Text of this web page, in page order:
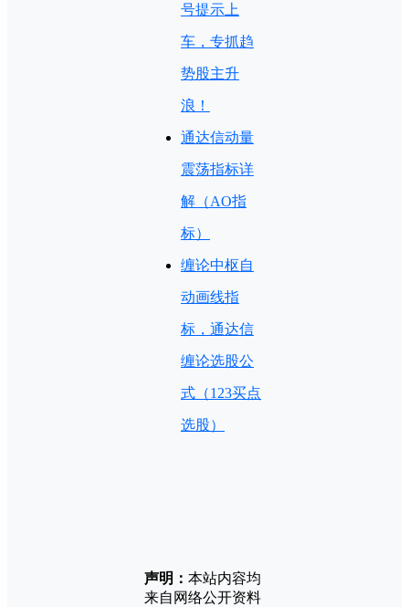
号提示上
车，专抓趋
势股主升
浪！
通达信动量
震荡指标详
解（AO指
标）
缠论中枢自
动画线指
标，通达信
缠论选股公
式（123买点
选股）
声明： 本站内容均
来自网络公开资料